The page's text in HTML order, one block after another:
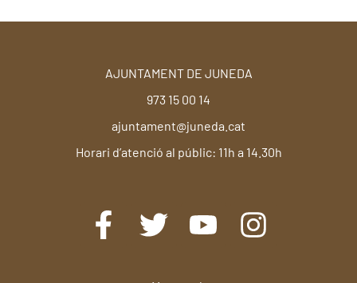
AJUNTAMENT DE JUNEDA
973 15 00 14
ajuntament@juneda.cat
Horari d’atenció al públic: 11h a 14.30h